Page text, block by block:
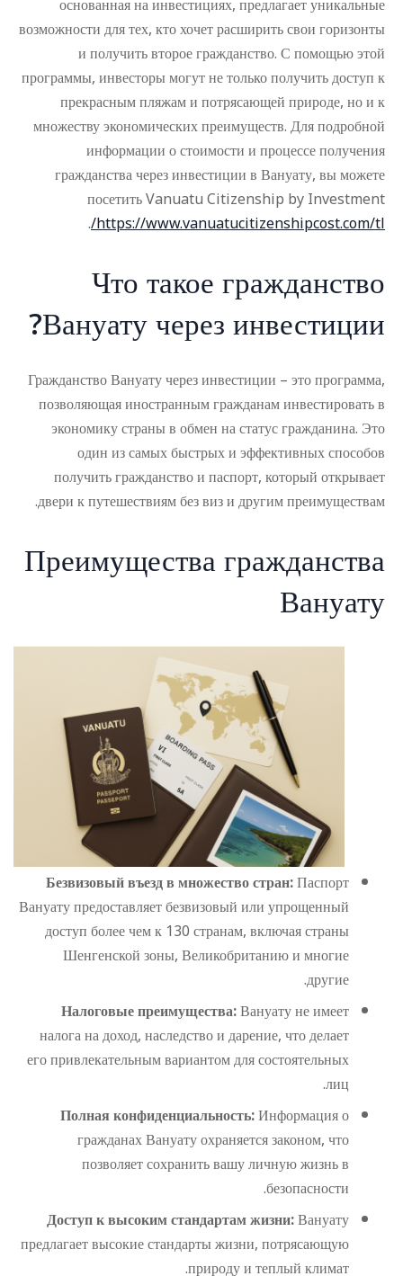
возможности для тех, кто хочет расширить свои горизонты
и получить второе гражданство. С помощью этой
программы, инвесторы могут не только получить доступ к
прекрасным пляжам и потрясающей природе, но и к
множеству экономических преимуществ. Для подробной
информации о стоимости и процессе получения
гражданства через инвестиции в Вануату, вы можете
посетить Vanuatu Citizenship by Investment
https://www.vanuatucitizenshipcost.com/tl/
.
Что такое гражданство
Вануату через инвестиции?
Гражданство Вануату через инвестиции – это программа,
позволяющая иностранным гражданам инвестировать в
экономику страны в обмен на статус гражданина. Это
один из самых быстрых и эффективных способов
получить гражданство и паспорт, который открывает
двери к путешествиям без виз и другим преимуществам.
Преимущества гражданства
Вануату
Безвизовый въезд в множество стран:Паспорт
Вануату предоставляет безвизовый или упрощенный
доступ более чем к 130 странам, включая страны
Шенгенской зоны, Великобританию и многие
другие.
Налоговые преимущества:Вануату не имеет
налога на доход, наследство и дарение, что делает
его привлекательным вариантом для состоятельных
лиц.
Полная конфиденциальность:Информация о
гражданах Вануату охраняется законом, что
позволяет сохранить вашу личную жизнь в
безопасности.
Доступ к высоким стандартам жизни:Вануату
предлагает высокие стандарты жизни, потрясающую
природу и теплый климат.